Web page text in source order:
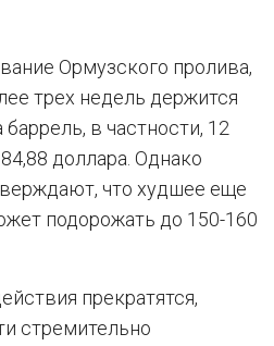
Ормузского пролива,
трех недель держится
в частности, 12
доллара. Однако
что худшее еще
подорожать до 150-160
прекратятся,
стремительно